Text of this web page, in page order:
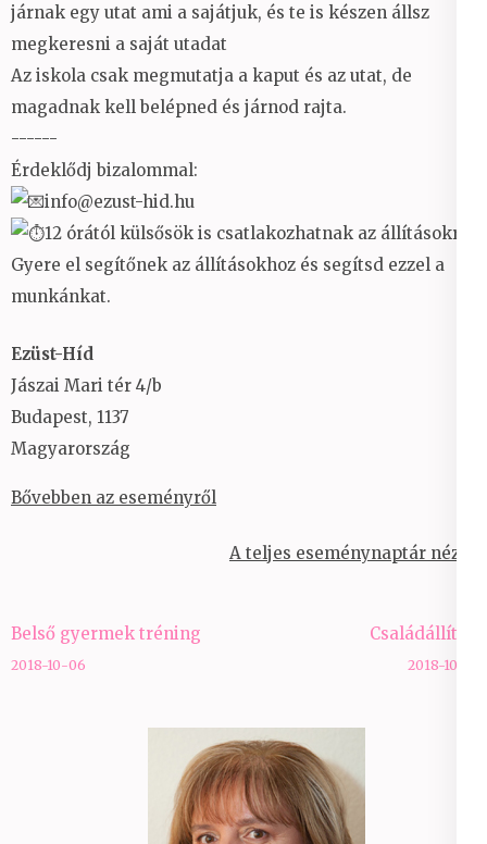
járnak egy utat ami a sajátjuk, és te is készen állsz
megkeresni a saját utadat
Az iskola csak megmutatja a kaput és az utat, de
magadnak kell belépned és járnod rajta.
------
Érdeklődj bizalommal:
info@ezust-hid.hu
12 órától külsősök is csatlakozhatnak az állításokra.
Gyere el segítőnek az állításokhoz és segítsd ezzel a
munkánkat.
Ezüst-Híd
Jászai Mari tér 4/b
Budapest, 1137
Magyarország
Bővebben az eseményről
A teljes eseménynaptár nézet
Bejegyzés
navigáció
Belső gyermek tréning
2018-10-06
Családállítás
2018-10-17